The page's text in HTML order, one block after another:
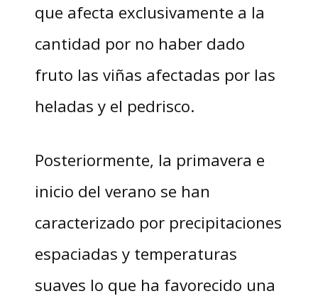
que afecta exclusivamente a la
cantidad por no haber dado
fruto las viñas afectadas por las
heladas y el pedrisco.
Posteriormente, la primavera e
inicio del verano se han
caracterizado por precipitaciones
espaciadas y temperaturas
suaves lo que ha favorecido una